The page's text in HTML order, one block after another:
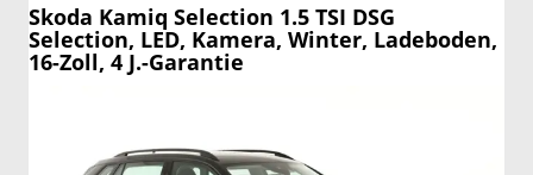
Skoda Kamiq Selection 1.5 TSI DSG
Selection, LED, Kamera, Winter, Ladeboden,
16-Zoll, 4 J.-Garantie